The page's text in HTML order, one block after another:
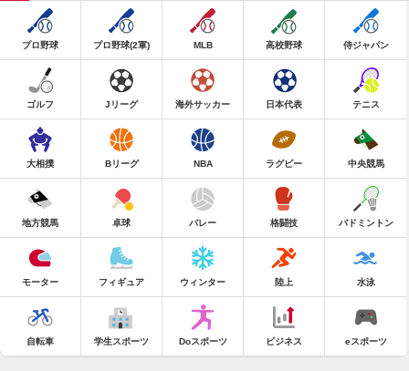
プロ野球 プロ野球(2軍) MLB 高校野球 侍ジャパン
ゴルフ Jリーグ 海外サッカー 日本代表 テニス
大相撲 Bリーグ NBA ラグビー 中央競馬
地方競馬 卓球 バレー 格闘技 バドミントン
モーター フィギュア ウィンター 陸上 水泳
自転車 学生スポーツ Doスポーツ ビジネス eスポーツ